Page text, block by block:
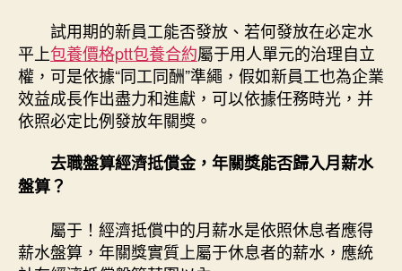
試用期的新員工能否發放、若何發放在必定水
平上包養價格ptt包養合約屬于用人單元的治理自立
權，可是依據“同工同酬”準繩，假如新員工也為企業
效益成長作出盡力和進獻，可以依據任務時光，并
依照必定比例發放年關獎。
去職盤算經濟抵償金， 年關獎能否歸入月薪水
盤算？
屬于！經濟抵償中的月薪水是依照休息者應得
薪水盤算，年關獎實質上屬于休息者的薪水，應統